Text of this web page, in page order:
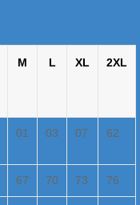
M L XL 2XL
01 03 07 62
67 70 73 76